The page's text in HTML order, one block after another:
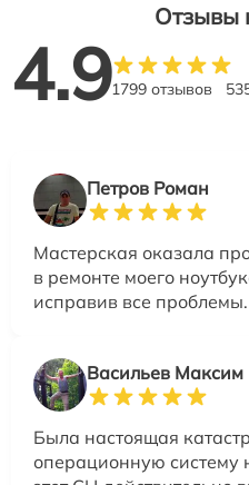
Отзывы
4.91799 отзывов
Петров Роман
Мастерская оказала
в ремонте моего
исправив все
Васильев Максим
Была настоящая
операционную систему